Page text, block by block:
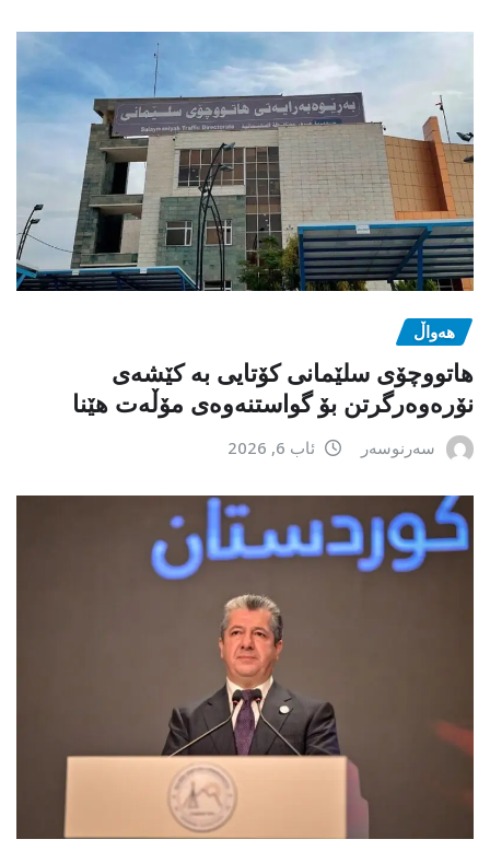
هەواڵ
هاتووچۆی سلێمانی کۆتایی بە کێشەی
نۆرەوەرگرتن بۆ گواستنەوەی مۆڵەت هێنا
سەرنوسەر ئاب 6, 2026